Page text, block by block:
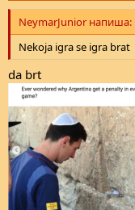
:
NeymarJunior напиша:
Nekoja igra se igra brat
da brt